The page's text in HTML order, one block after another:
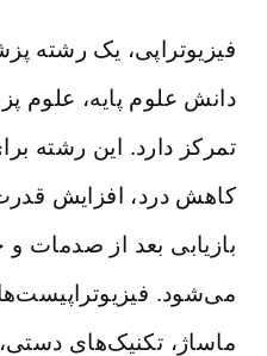
فیزیوتراپی، یک رشته
دانش علوم پایه، علوم
تمرکز دارد. این رشته
کاهش درد، افزایش
بازیابی بعد از صدمات
می‌شود. فیزیوتراپیست‌ها
ماساژ، تکنیک‌های